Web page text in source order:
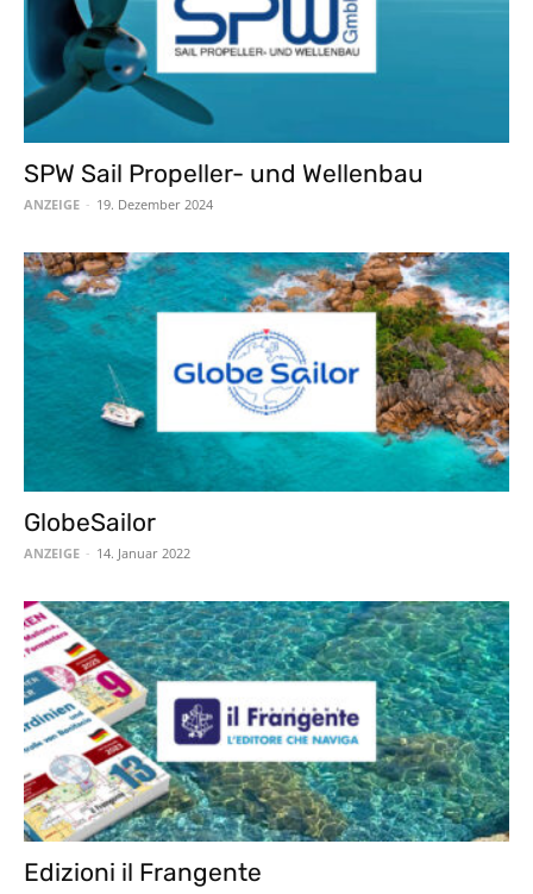
SPW Sail Propeller- und Wellenbau
ANZEIGE - 19. Dezember 2024
GlobeSailor
ANZEIGE - 14. Januar 2022
Edizioni il Frangente